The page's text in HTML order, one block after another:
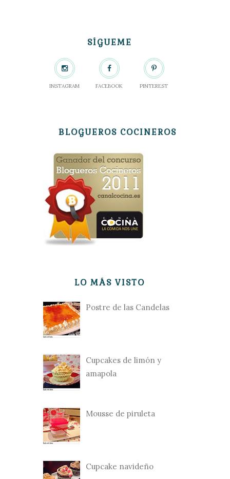
SÍGUEME
INSTAGRAM FACEBOOK PINTEREST
BLOGUEROS COCINEROS
LO MÁS VISTO
Postre de las Candelas
Cupcakes de limón y
amapola
Mousse de piruleta
Cupcake navideño